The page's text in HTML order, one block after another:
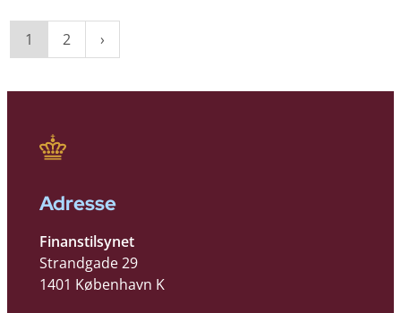
1 2
Adresse
Finanstilsynet
Strandgade 29
1401 København K